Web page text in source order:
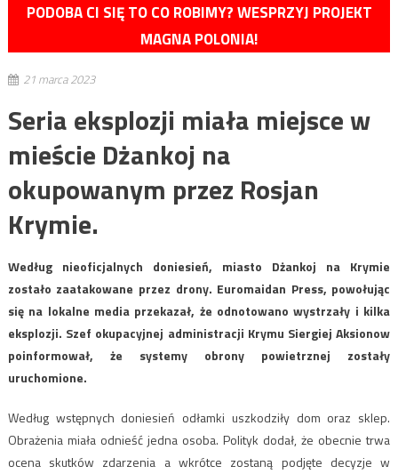
PODOBA CI SIĘ TO CO ROBIMY? WESPRZYJ PROJEKT
MAGNA POLONIA!
21 marca 2023
Seria eksplozji miała miejsce w
mieście Dżankoj na
okupowanym przez Rosjan
Krymie.
Według nieoficjalnych doniesień, miasto Dżankoj na Krymie
zostało zaatakowane przez drony. Euromaidan Press, powołując
się na lokalne media przekazał, że odnotowano wystrzały i kilka
eksplozji. Szef okupacyjnej administracji Krymu Siergiej Aksionow
poinformował, że systemy obrony powietrznej zostały
uruchomione.
Według wstępnych doniesień odłamki uszkodziły dom oraz sklep.
Obrażenia miała odnieść jedna osoba. Polityk dodał, że obecnie trwa
ocena skutków zdarzenia a wkrótce zostaną podjęte decyzje w